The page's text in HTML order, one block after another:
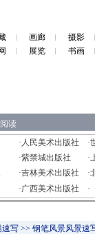
画廊
摄影
展览 书画
读
· 人民美术出版社 ·
·紫禁城出版社 ·
·吉林美术出版社 ·
·广西美术出版社 ·
写 >> 钢笔风景风景速